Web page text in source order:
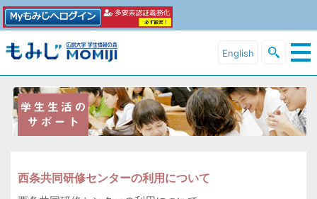
English
西条共同研修センターの利用について